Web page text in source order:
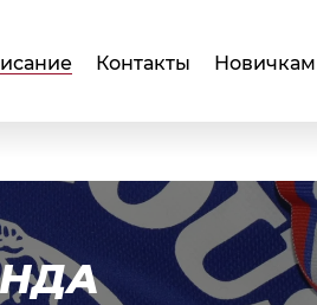
Контакты Новичкам